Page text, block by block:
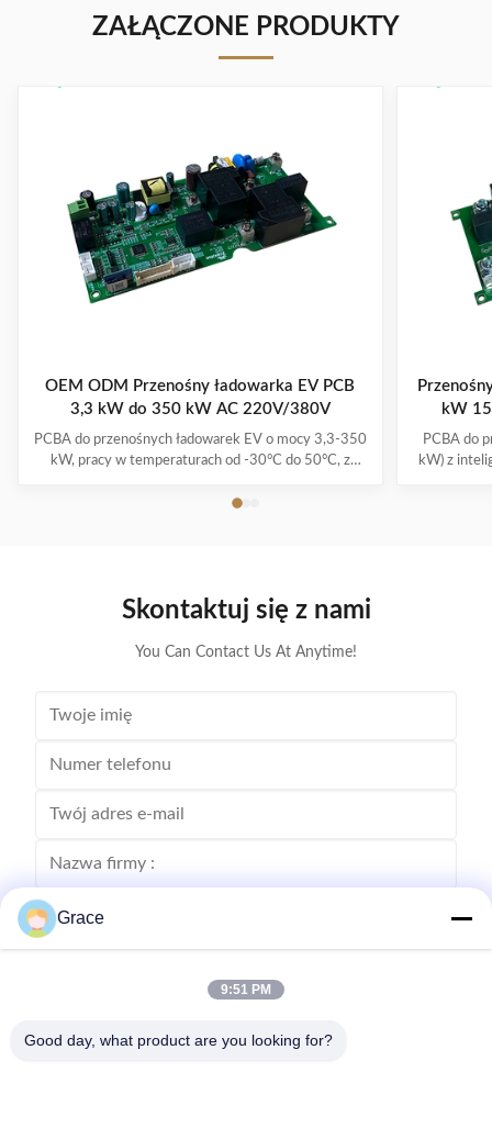
ZAŁĄCZONE PRODUKTY
OEM ODM Przenośny ładowarka EV PCB
3,3 kW do 350 kW AC 220V/380V
PCBA do przenośnych ładowarek EV o mocy 3,3-350
kW, pracy w temperaturach od -30°C do 50°C, z
Obsługuje wszystkie główne modele pojazdów
kW
PCBA do
kW) z
Skontaktuj się z nami
You Can Contact Us At Anytime!
Wyślij
Grace
9:51 PM
Good day, what product are you looking for?